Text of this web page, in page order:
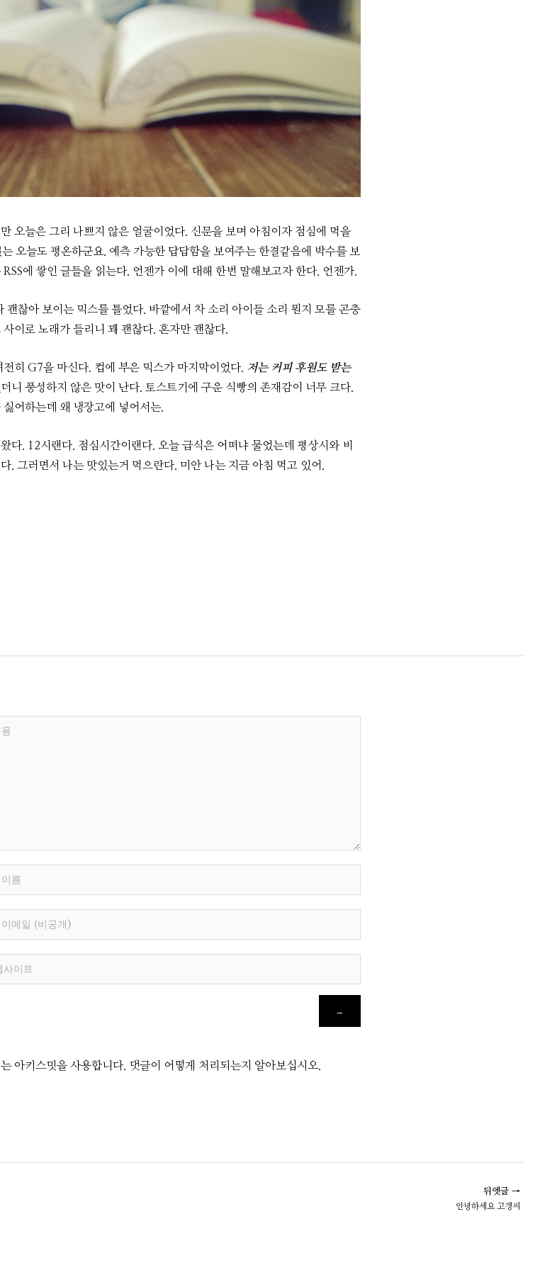
오늘은 그리 나쁘지 않은 얼굴이었다. 신문을 보며 아침이자 점심에 먹을
오늘도 평온하군요. 예측 가능한 답답함을 보여주는 한결같음에 박수를 보
에 쌓인 글들을 읽는다. 언젠가 이에 대해 한번 말해보고자 한다. 언젠가.
괜찮아 보이는 믹스를 틀었다. 바깥에서 차 소리 아이들 소리 뭔지 모를 곤충
이로 노래가 들리니 꽤 괜찮다. 혼자만 괜찮다.
히 G7을 마신다. 컵에 부은 믹스가 마지막이었다. 저는 커피 후원도 받는
니 풍성하지 않은 맛이 난다. 토스트기에 구운 식빵의 존재감이 너무 크다.
어하는데 왜 냉장고에 넣어서는.
다. 12시랜다. 점심시간이랜다. 오늘 급식은 어떠냐 물었는데 평상시와 비
. 그러면서 나는 맛있는거 먹으란다. 미안 나는 지금 아침 먹고 있어.
아키스밋을 사용합니다. 댓글이 어떻게 처리되는지 알아보십시오.
뒤엣글 →
안녕하세요 고갱씨